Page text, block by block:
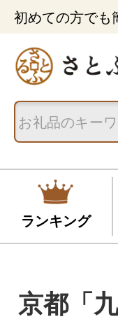
初めての方でも
ランキング
京都「